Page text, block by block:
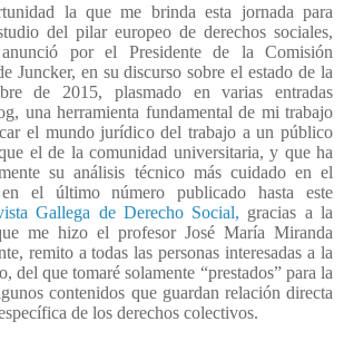
la que me brinda esta jornada para
del pilar europeo de derechos sociales,
por el Presidente de la Comisión
Juncker, en su discurso sobre el estado de la
de 2015, plasmado en varias entradas
una herramienta fundamental de mi trabajo
el mundo jurídico del trabajo a un público
el de la comunidad universitaria, y que ha
su análisis técnico más cuidado en el
el último número publicado hasta este
Gallega de Derecho Social, gracias a la
me hizo el profesor José María Miranda
remito a todas las personas interesadas a la
del que tomaré solamente “prestados” para la
contenidos que guardan relación directa
de los derechos colectivos.